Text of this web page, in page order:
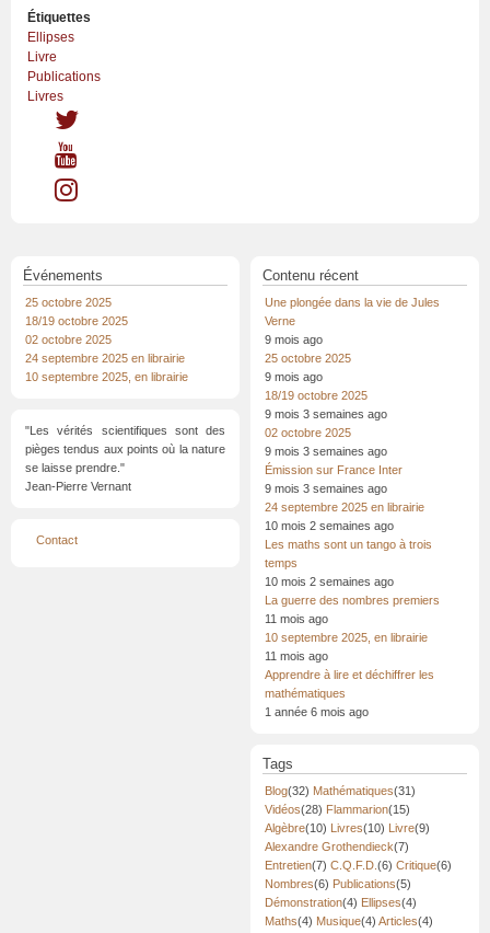
Étiquettes
Ellipses
Livre
Publications
Livres
Événements
25 octobre 2025
18/19 octobre 2025
02 octobre 2025
24 septembre 2025 en librairie
10 septembre 2025, en librairie
"Les vérités scientifiques sont des
pièges tendus aux points où la nature
se laisse prendre."
Jean-Pierre Vernant
Menu
Contact
Contenu récent
Une plongée dans la vie de Jules
Verne
9 mois ago
25 octobre 2025
9 mois ago
18/19 octobre 2025
9 mois 3 semaines ago
02 octobre 2025
9 mois 3 semaines ago
Émission sur France Inter
9 mois 3 semaines ago
24 septembre 2025 en librairie
10 mois 2 semaines ago
Les maths sont un tango à trois
temps
10 mois 2 semaines ago
La guerre des nombres premiers
11 mois ago
10 septembre 2025, en librairie
11 mois ago
Apprendre à lire et déchiffrer les
mathématiques
1 année 6 mois ago
Tags
Blog(32) Mathématiques(31)
Vidéos(28) Flammarion(15)
Algèbre(10) Livres(10) Livre(9)
Alexandre Grothendieck(7)
Entretien(7) C.Q.F.D. (6) Critique(6)
Nombres(6) Publications(5)
Démonstration(4) Ellipses(4)
Maths(4) Musique(4) Articles(4)